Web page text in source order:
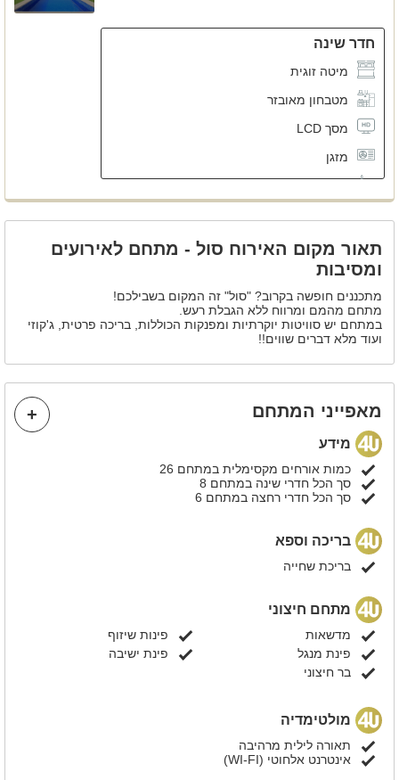
חדר שינה
מיטה זוגית
מטבחון מאובזר
מסך LCD
מזגן
תאור מקום האירוח סול - מתחם לאירועים
ומסיבות
מתכננים חופשה בקרוב? "סול" זה המקום בשבילכם!
מתחם מהמם ומרווח ללא הגבלת רעש.
במתחם יש סוויטות יוקרתיות ומפנקות הכוללות, בריכה פרטית, ג'קוזי
ועוד מלא דברים שווים!!
מאפייני המתחם
מידע
כמות אורחים מקסימלית במתחם 26
סך הכל חדרי שינה במתחם 8
סך הכל חדרי רחצה במתחם 6
בריכה וספא
בריכת שחייה
מתחם חיצוני
מדשאות
פינות שיזוף
פינת מנגל
פינת ישיבה
בר חיצוני
מולטימדיה
תאורה לילית מרהיבה
אינטרנט אלחוטי (WI-FI)